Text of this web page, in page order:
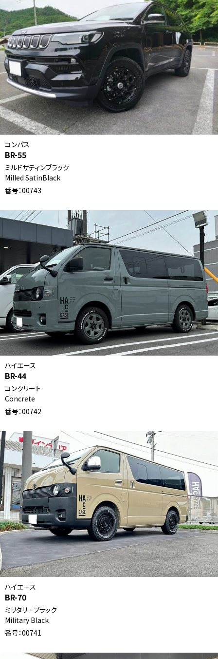
コンパス
BR-55
ミルドサティンブラック
Milled SatinBlack
番号：00743
ハイエース
BR-44
コンクリート
Concrete
番号：00742
ハイエース
BR-70
ミリタリーブラック
Military Black
番号：00741